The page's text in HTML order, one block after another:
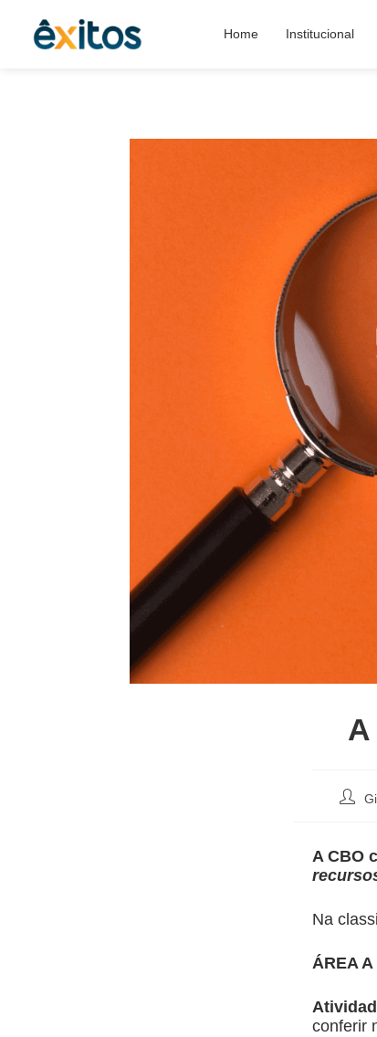
Home Institucional
A CBO
Na
ÁREA
conferir